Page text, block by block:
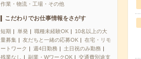
作業・物流・工場・その他
こだわりでお仕事情報をさがす
短期 単発 職種未経験OK
10名以上の大
量募集
友だちと一緒の応募OK
在宅・リモ
ートワーク
週4日勤務
土日祝のみ勤務
残業なし
副業・WワークOK
交通費別途支